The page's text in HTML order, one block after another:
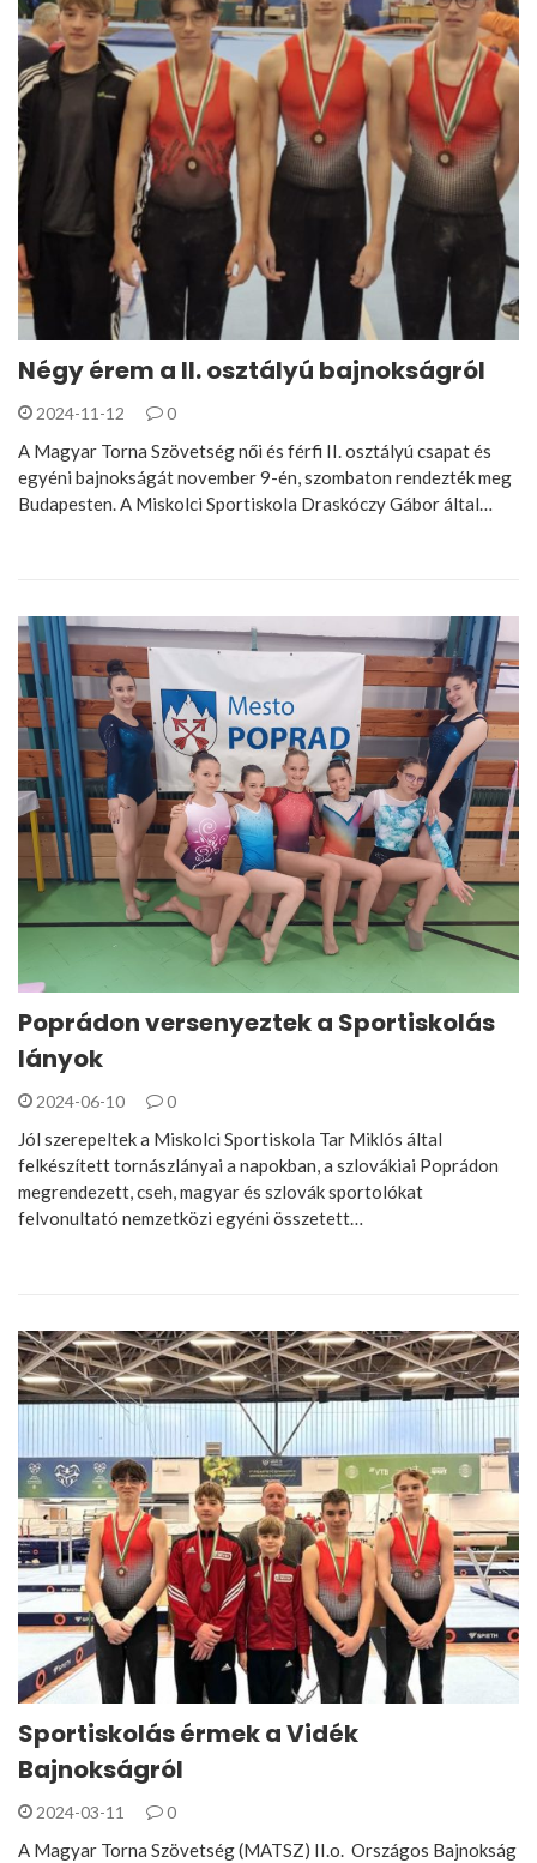
Négy érem a II. osztályú bajnokságról
2024-11-12 0
A Magyar Torna Szövetség női és férfi II. osztályú csapat és
egyéni bajnokságát november 9-én, szombaton rendezték meg
Budapesten. A Miskolci Sportiskola Draskóczy Gábor által…
Poprádon versenyeztek a Sportiskolás
lányok
2024-06-10 0
Jól szerepeltek a Miskolci Sportiskola Tar Miklós által
felkészített tornászlányai a napokban, a szlovákiai Poprádon
megrendezett, cseh, magyar és szlovák sportolókat
felvonultató nemzetközi egyéni összetett…
Sportiskolás érmek a Vidék
Bajnokságról
2024-03-11 0
A Magyar Torna Szövetség (MATSZ) II.o. Országos Bajnokság